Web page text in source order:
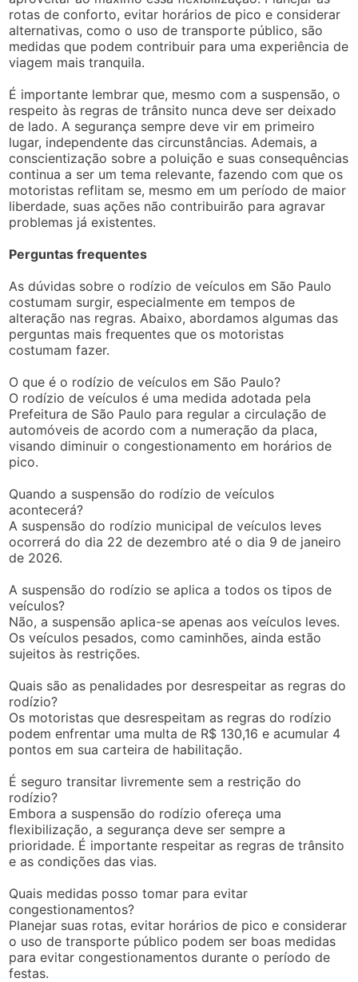
rotas de conforto, evitar horários de pico e considerar
alternativas, como o uso de transporte público, são
medidas que podem contribuir para uma experiência de
viagem mais tranquila.
É importante lembrar que, mesmo com a suspensão, o
respeito às regras de trânsito nunca deve ser deixado
de lado. A segurança sempre deve vir em primeiro
lugar, independente das circunstâncias. Ademais, a
conscientização sobre a poluição e suas consequências
continua a ser um tema relevante, fazendo com que os
motoristas reflitam se, mesmo em um período de maior
liberdade, suas ações não contribuirão para agravar
problemas já existentes.
Perguntas frequentes
As dúvidas sobre o rodízio de veículos em São Paulo
costumam surgir, especialmente em tempos de
alteração nas regras. Abaixo, abordamos algumas das
perguntas mais frequentes que os motoristas
costumam fazer.
O que é o rodízio de veículos em São Paulo?
O rodízio de veículos é uma medida adotada pela
Prefeitura de São Paulo para regular a circulação de
automóveis de acordo com a numeração da placa,
visando diminuir o congestionamento em horários de
pico.
Quando a suspensão do rodízio de veículos
acontecerá?
A suspensão do rodízio municipal de veículos leves
ocorrerá do dia 22 de dezembro até o dia 9 de janeiro
de 2026.
A suspensão do rodízio se aplica a todos os tipos de
veículos?
Não, a suspensão aplica-se apenas aos veículos leves.
Os veículos pesados, como caminhões, ainda estão
sujeitos às restrições.
Quais são as penalidades por desrespeitar as regras do
rodízio?
Os motoristas que desrespeitam as regras do rodízio
podem enfrentar uma multa de R$ 130,16 e acumular 4
pontos em sua carteira de habilitação.
É seguro transitar livremente sem a restrição do
rodízio?
Embora a suspensão do rodízio ofereça uma
flexibilização, a segurança deve ser sempre a
prioridade. É importante respeitar as regras de trânsito
e as condições das vias.
Quais medidas posso tomar para evitar
congestionamentos?
Planejar suas rotas, evitar horários de pico e considerar
o uso de transporte público podem ser boas medidas
para evitar congestionamentos durante o período de
festas.